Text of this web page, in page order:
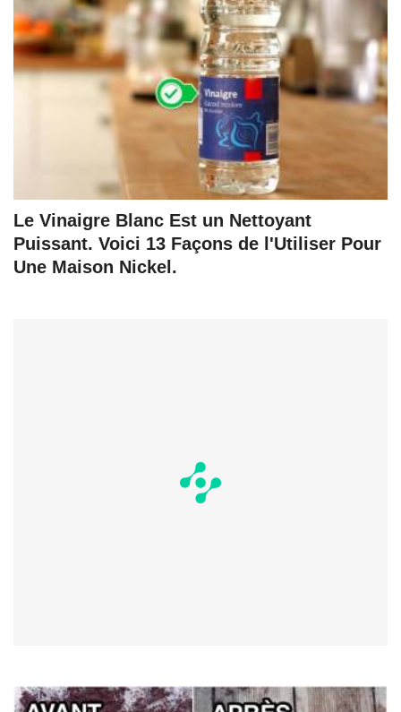
Le Vinaigre Blanc Est un Nettoyant
Puissant. Voici 13 Façons de l'Utiliser Pour
Une Maison Nickel.